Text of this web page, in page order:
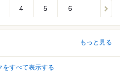
4 5 6
もっと見る
をすべて表示する